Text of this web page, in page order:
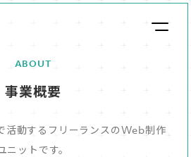
ABOUT
事業概要
動するフリーランスのWeb制作
ニットです。